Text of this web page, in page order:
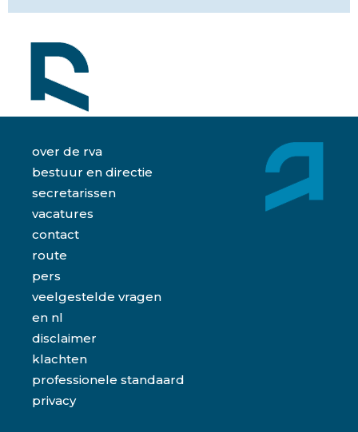
over de rva
bestuur en directie
secretarissen
vacatures
contact
route
pers
veelgestelde vragen
en nl
disclaimer
klachten
professionele standaard
privacy